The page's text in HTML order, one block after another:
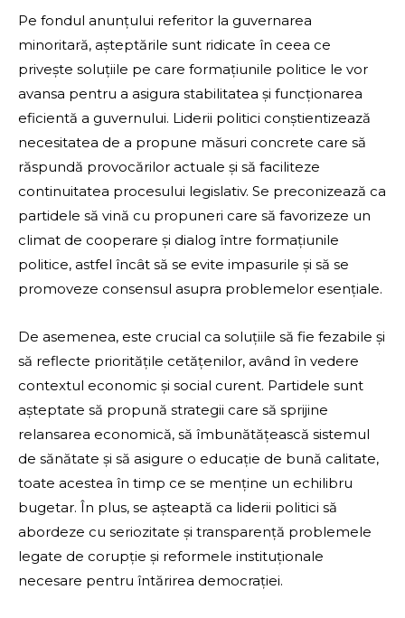
Pe fondul anunțului referitor la guvernarea
minoritară, așteptările sunt ridicate în ceea ce
privește soluțiile pe care formațiunile politice le vor
avansa pentru a asigura stabilitatea și funcționarea
eficientă a guvernului. Liderii politici conștientizează
necesitatea de a propune măsuri concrete care să
răspundă provocărilor actuale și să faciliteze
continuitatea procesului legislativ. Se preconizează ca
partidele să vină cu propuneri care să favorizeze un
climat de cooperare și dialog între formațiunile
politice, astfel încât să se evite impasurile și să se
promoveze consensul asupra problemelor esențiale.
De asemenea, este crucial ca soluțiile să fie fezabile și
să reflecte prioritățile cetățenilor, având în vedere
contextul economic și social curent. Partidele sunt
așteptate să propună strategii care să sprijine
relansarea economică, să îmbunătățească sistemul
de sănătate și să asigure o educație de bună calitate,
toate acestea în timp ce se menține un echilibru
bugetar. În plus, se așteaptă ca liderii politici să
abordeze cu seriozitate și transparență problemele
legate de corupție și reformele instituționale
necesare pentru întărirea democrației.